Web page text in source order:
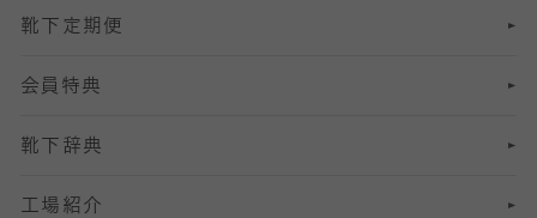
12分丈レギンス
13分丈レギンス
SSサイズ（21～23cm）
Sサイズ（22～25cm）
Mサイズ（25～27cm）
Lサイズ（27～29cm）
むくみ対策
足の疲れ対策
足の臭い対策
冷え対策
靴下定期便
会員特典
靴下辞典
工場紹介